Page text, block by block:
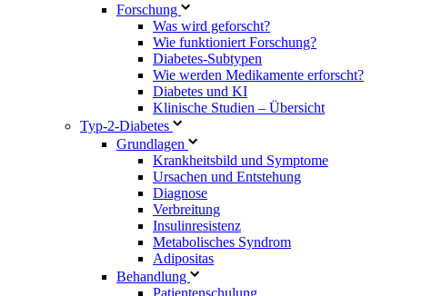
Forschung
Was wird geforscht?
Wie funktioniert Forschung?
Diabetes-Subtypen
Wie werden Medikamente erforscht?
Diabetes und KI
Klinische Studien – Übersicht
Typ-2-Diabetes
Grundlagen
Krankheitsbild und Symptome
Ursachen und Entstehung
Diagnose
Verbreitung
Insulinresistenz
Metabolisches Syndrom
Adipositas
Behandlung
Patientenschulung